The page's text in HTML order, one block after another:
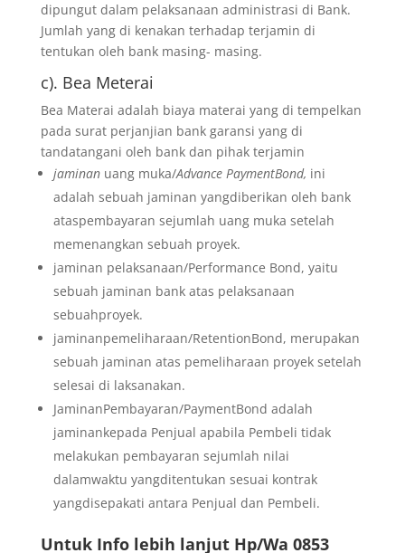
dipungut dalam pelaksanaan administrasi di Bank.
Jumlah yang di kenakan terhadap terjamin di
tentukan oleh bank masing- masing.
c). Bea Meterai
Bea Materai adalah biaya materai yang di tempelkan
pada surat perjanjian bank garansi yang di
tandatangani oleh bank dan pihak terjamin
jaminan uang muka/Advance PaymentBond, ini
adalah sebuah jaminan yangdiberikan oleh bank
ataspembayaran sejumlah uang muka setelah
memenangkan sebuah proyek.
jaminan pelaksanaan/Performance Bond, yaitu
sebuah jaminan bank atas pelaksanaan
sebuahproyek.
jaminanpemeliharaan/RetentionBond, merupakan
sebuah jaminan atas pemeliharaan proyek setelah
selesai di laksanakan.
JaminanPembayaran/PaymentBond adalah
jaminankepada Penjual apabila Pembeli tidak
melakukan pembayaran sejumlah nilai
dalamwaktu yangditentukan sesuai kontrak
yangdisepakati antara Penjual dan Pembeli.
Untuk Info lebih lanjut Hp/Wa 0853